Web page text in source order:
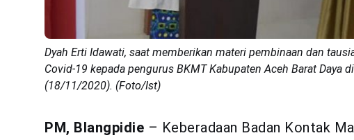
Dyah Erti Idawati, saat memberikan materi pembinaan dan
Covid-19 kepada pengurus BKMT Kabupaten Aceh Barat Daya
(18/11/2020). (Foto/Ist)
PM, Blangpidie – Keberadaan Badan Kontak